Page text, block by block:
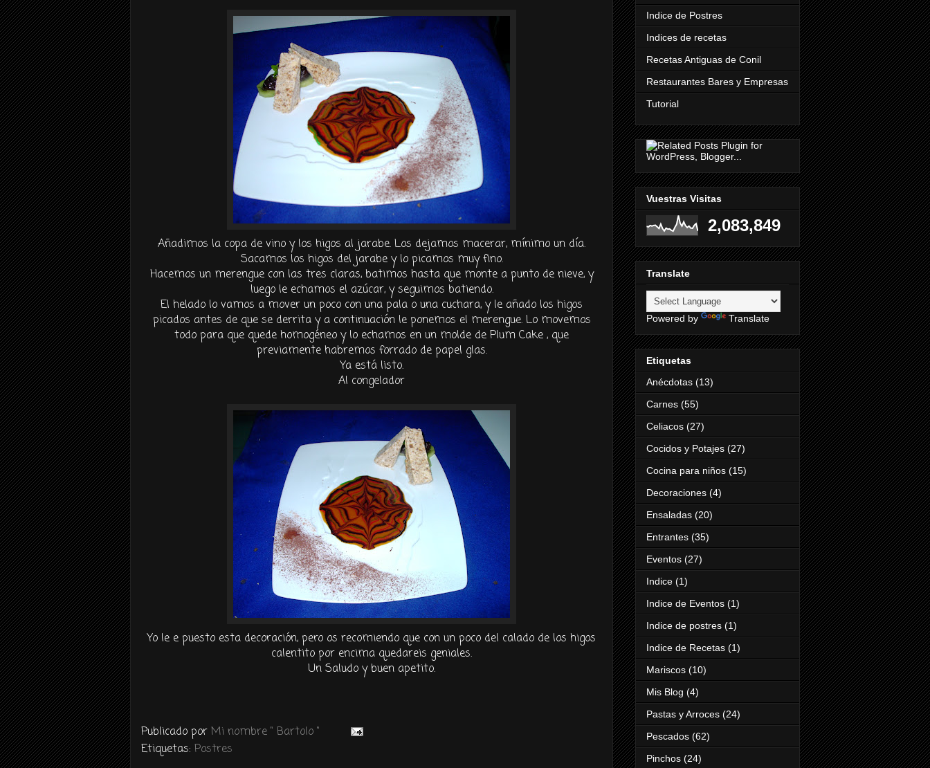
Añadimos la copa de vino y los higos al jarabe. Los dejamos macerar, mínimo un día.
Sacamos los higos del jarabe y lo picamos muy fino.
Hacemos un merengue con las tres claras, batimos hasta que monte a punto de nieve, y
luego le echamos el azúcar, y seguimos batiendo.
El helado lo vamos a mover un poco con una pala o una cuchara, y le añado los higos
picados antes de que se derrita y a continuación le ponemos el merengue. Lo movemos
todo para que quede homogéneo y lo echamos en un molde de Plum Cake , que
previamente habremos forrado de papel glas.
Ya está listo.
Al congelador
Yo le e puesto esta decoración, pero os recomiendo que con un poco del calado de los higos
calentito por encima quedareis geniales.
Un Saludo y buen apetito.
Publicado por Mi nombre " Bartolo "
Etiquetas: Postres
Indice de Postres
Indices de recetas
Recetas Antiguas de Conil
Restaurantes Bares y Empresas
Tutorial
Vuestras Visitas
2,083,849
Translate
Powered by Translate
Etiquetas
Anécdotas (13)
Carnes (55)
Celiacos (27)
Cocidos y Potajes (27)
Cocina para niños (15)
Decoraciones (4)
Ensaladas (20)
Entrantes (35)
Eventos (27)
Indice (1)
Indice de Eventos (1)
Indice de postres (1)
Indice de Recetas (1)
Mariscos (10)
Mis Blog (4)
Pastas y Arroces (24)
Pescados (62)
Pinchos (24)